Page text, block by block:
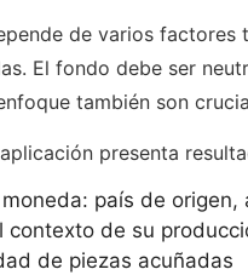
de varios
El fondo debe ser
también son
presenta
país de
contexto de su
de piezas acuñadas